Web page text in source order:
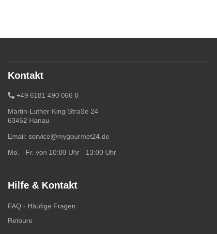
Kontakt
+49 6181 490 066 0
Martin-Luther-King-Straße 24
63452 Hanau
Email: service@mygourmet24.de
Mo. - Fr. von 10:00 Uhr - 13:00 Uhr
Hilfe & Kontakt
FAQ - Häufige Fragen
Retoure